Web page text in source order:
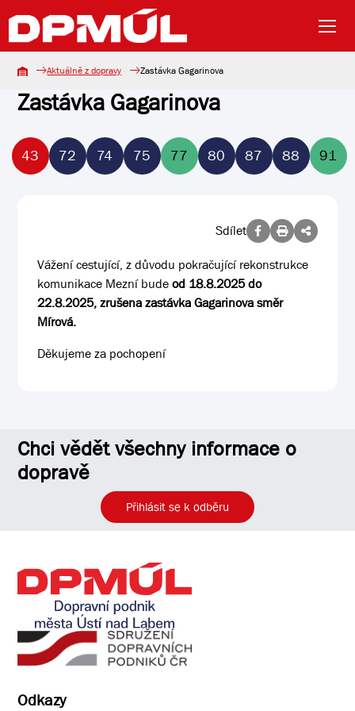
Aktuálně z dopravy Zastávka Gagarinova
Zastávka Gagarinova
43 72 74 75 77 80 87 88 91
Sdílet
Vážení cestující, z důvodu pokračující rekonstrukce
komunikace Mezní budeod 18.8.2025 do
22.8.2025, zrušena zastávka Gagarinova směr
Mírová.
Děkujeme za pochopení
Chci vědět všechny informace o
dopravě
Přihlásit se k odběru
Odkazy